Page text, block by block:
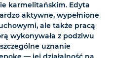
karmelitańskim. Edyta
aktywne, wypełnione
ale także pracą
wykonywała z podziwu
uznanie